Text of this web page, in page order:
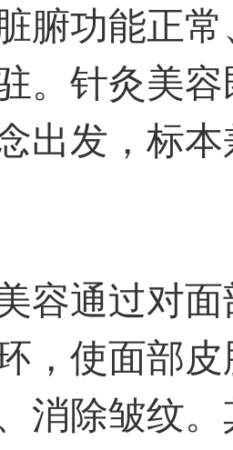
腑功能正
。针灸美
出发，标
通过对面
，使面部
消除皱纹